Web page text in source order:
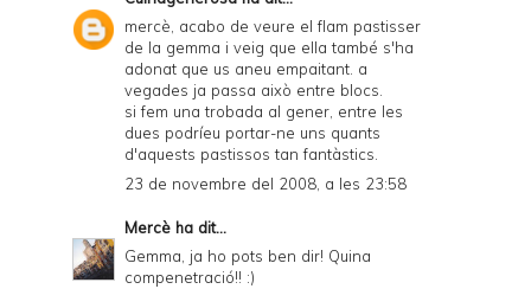
mercè, acabo de veure el flam pastisser
de la gemma i veig que ella també s'ha
adonat que us aneu empaitant. a
vegades ja passa això entre blocs.
si fem una trobada al gener, entre les
dues podríeu portar-ne uns quants
d'aquests pastissos tan fantàstics.
23 de novembre del 2008, a les 23:58
Mercè ha dit...
Gemma, ja ho pots ben dir! Quina
compenetració!! :)